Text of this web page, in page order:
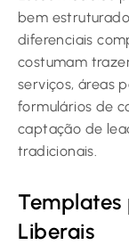
bem
diferenciais
costumam
serviços, áreas
formulários de
captação de
tradicionais.
Templates
Liberais